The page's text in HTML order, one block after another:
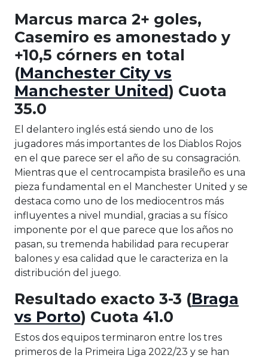
Marcus marca 2+ goles,
Casemiro es amonestado y
+10,5 córners en total
(Manchester City vs
Manchester United) Cuota
35.0
El delantero inglés está siendo uno de los
jugadores más importantes de los Diablos Rojos
en el que parece ser el año de su consagración.
Mientras que el centrocampista brasileño es una
pieza fundamental en el Manchester United y se
destaca como uno de los mediocentros más
influyentes a nivel mundial, gracias a su físico
imponente por el que parece que los años no
pasan, su tremenda habilidad para recuperar
balones y esa calidad que le caracteriza en la
distribución del juego.
Resultado exacto 3-3 (Braga
vs Porto) Cuota 41.0
Estos dos equipos terminaron entre los tres
primeros de la Primeira Liga 2022/23 y se han